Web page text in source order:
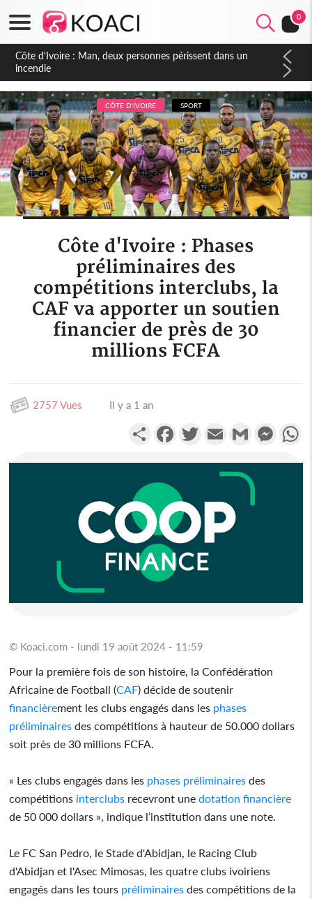
0
Côte d'Ivoire : Séileu, la célébration de la fête nationale
transformée en vaste campagne contre les produits
dépigmentants dangereux
CÔTE D'IVOIRE SPORT
Côte d'Ivoire : Phases
préliminaires des
compétitions interclubs, la
CAF va apporter un soutien
financier de près de 30
millions FCFA
2757 Vues Il y a 1 an
PartagerFacebookTwitterEmail Gmail
© Koaci.com - lundi 19 août 2024 - 11:59
Pour la première fois de son histoire, la Confédération
Africaine de Football (CAF) décide de soutenir
financièrement les clubs engagés dans les phases
préliminaires des compétitions à hauteur de 50.000 dollars
soit près de 30 millions FCFA.
« Les clubs engagés dans les phases préliminaires des
compétitions interclubs recevront unedotation financière
de 50 000 dollars », indique l’institution dans une note.
Le FC San Pedro, le Stade d'Abidjan, le Racing Club
d'Abidjan et l'Asec Mimosas, les quatre clubs ivoiriens
engagés dans les tours préliminaires des compétitions de la